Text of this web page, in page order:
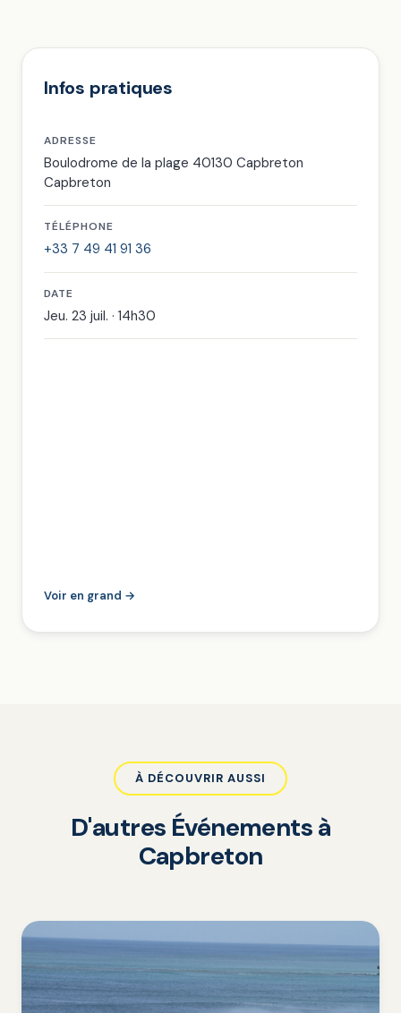
Infos pratiques
ADRESSE
Boulodrome de la plage 40130 Capbreton
Capbreton
TÉLÉPHONE
+33 7 49 41 91 36
DATE
Jeu. 23 juil. · 14h30
Voir en grand →
À DÉCOUVRIR AUSSI
D'autres Événements à
Capbreton